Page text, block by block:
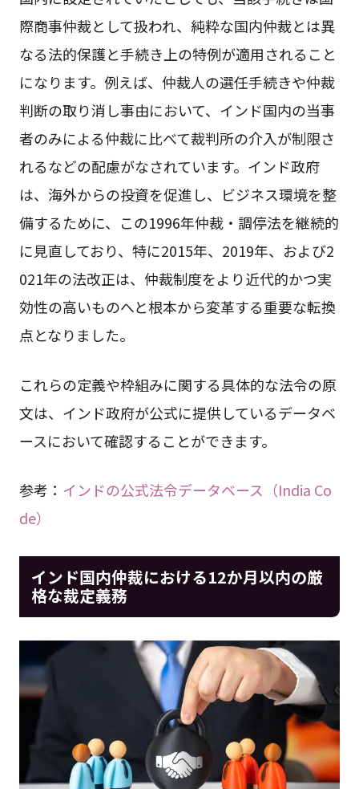
際商事仲裁として扱われ、純粋な国内仲裁とは異
なる法的保護と手続き上の特例が適用されること
になります。例えば、仲裁人の選任手続きや仲裁
判断の取り消し事由において、インド国内の当事
者のみによる仲裁に比べて裁判所の介入が制限さ
れるなどの配慮がなされています。インド政府
は、海外からの投資を促進し、ビジネス環境を整
備するために、この1996年仲裁・調停法を継続的
に見直しており、特に2015年、2019年、および2
021年の法改正は、仲裁制度をより近代的かつ実
効性の高いものへと根本から変革する重要な転換
点となりました。
これらの定義や枠組みに関する具体的な法令の原
文は、インド政府が公式に提供しているデータベ
ースにおいて確認することができます。
参考： インドの公式法令データベース（India Co
de）
インド国内仲裁における12か月以内の厳
格な裁定義務